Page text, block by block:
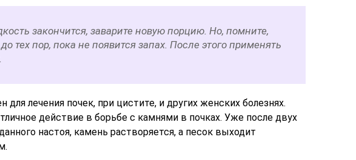
закончится, заварите новую порцию. Но, помните,
тех пор, пока не появится запах. После этого применять
для лечения почек, при цистите, и других женских болезнях.
действие в борьбе с камнями в почках. Уже после двух
настоя, камень растворяется, а песок выходит